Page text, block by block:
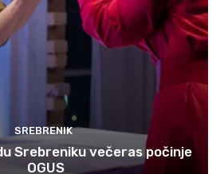
SREBRENIK
Srebreniku večeras počinje
OGUS